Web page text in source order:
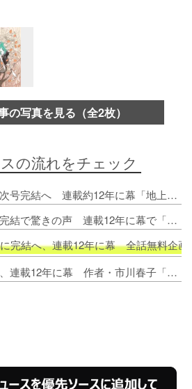
の写真を見る（全2枚）
の流れをチェック
1. 漫画『宝石の国』次号完結へ 連載約12年に幕「地上の営みが、次号幕を閉じる…！」
2. 『宝石の国』次号完結で驚きの声 連載12年に幕で「どんな結末を迎えるんだ…」「ついに！」
完結へ、連載12年に幕 全話無料企画
4. 『宝石の国』完結、連載12年に幕 作者・市川春子「予定通り終わることができてよかった」